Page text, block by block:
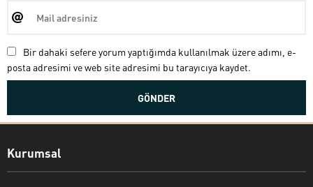
Bir dahaki sefere yorum yaptığımda kullanılmak üzere adımı, e-
posta adresimi ve web site adresimi bu tarayıcıya kaydet.
Kurumsal